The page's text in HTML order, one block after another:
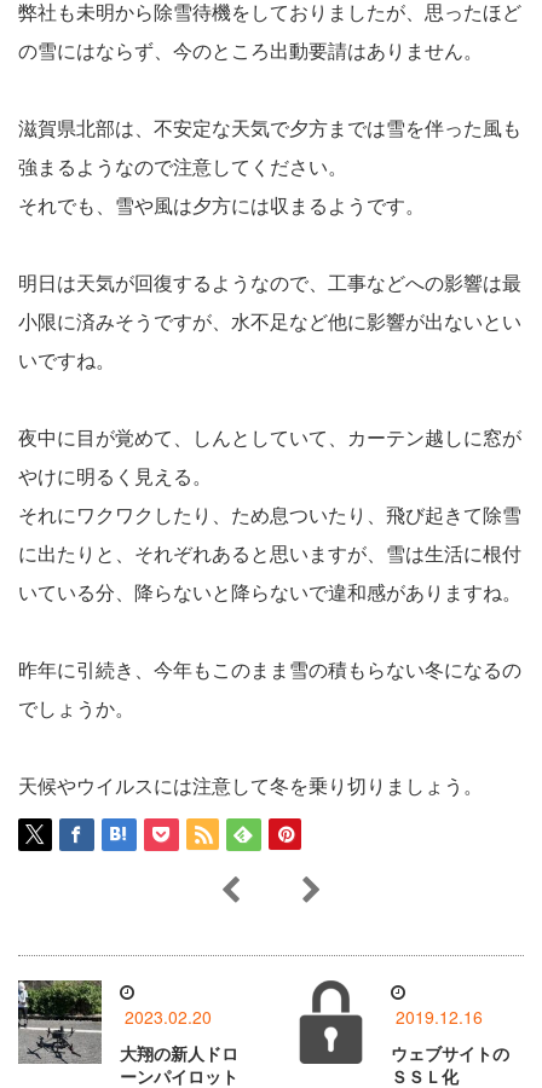
弊社も未明から除雪待機をしておりましたが、思ったほど
の雪にはならず、今のところ出動要請はありません。
滋賀県北部は、不安定な天気で夕方までは雪を伴った風も
強まるようなので注意してください。
それでも、雪や風は夕方には収まるようです。
明日は天気が回復するようなので、工事などへの影響は最
小限に済みそうですが、水不足など他に影響が出ないとい
いですね。
夜中に目が覚めて、しんとしていて、カーテン越しに窓が
やけに明るく見える。
それにワクワクしたり、ため息ついたり、飛び起きて除雪
に出たりと、それぞれあると思いますが、雪は生活に根付
いている分、降らないと降らないで違和感がありますね。
昨年に引続き、今年もこのまま雪の積もらない冬になるの
でしょうか。
天候やウイルスには注意して冬を乗り切りましょう。
2023.02.20
大翔の新人ドロ
ーンパイロット
2019.12.16
ウェブサイトの
ＳＳＬ化